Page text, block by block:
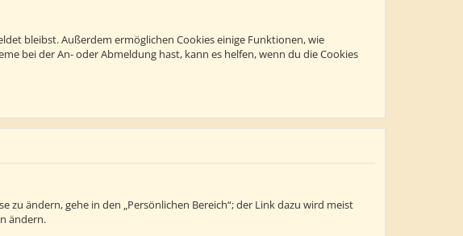
bleibst. Außerdem ermöglichen Cookies einige Funktionen, wie
bei der An- oder Abmeldung hast, kann es helfen, wenn du die Cookies
ändern, gehe in den „Persönlichen Bereich“; der Link dazu wird meist
ändern.